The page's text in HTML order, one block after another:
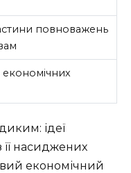
повноважень
ідеї
її насиджених
економічний